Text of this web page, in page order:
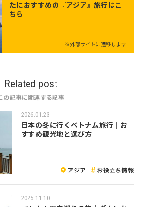
たにおすすめの『アジア』旅行はこ
ちら
※外部サイトに遷移します
Related post
の記事に関連する記事
2026.01.23
日本の冬に行くベトナム旅行｜お
すすめ観光地と選び方
アジア お役立ち情報
2025.11.10